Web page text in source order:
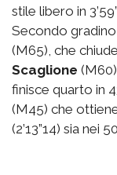
stile libero in
Secondo
(M65), che
Scaglione
finisce quarto in
(M45) che
(2’13”14) sia nei